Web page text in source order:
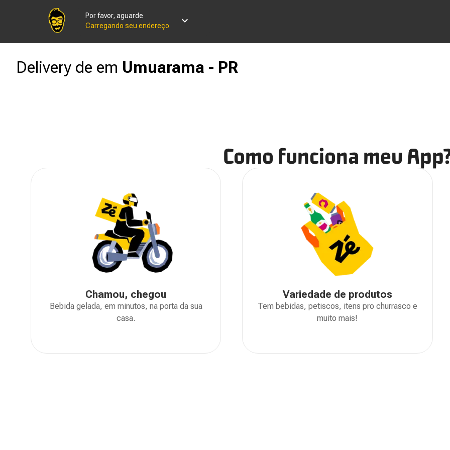
Por favor, aguarde
Carregando seu endereço
Delivery de em Umuarama - PR
Como funciona meu
Chamou, chegou
Bebida gelada, em minutos, na porta da sua
casa.
Variedade de produtos
Tem bebidas, petiscos, itens pro churrasco e
muito mais!